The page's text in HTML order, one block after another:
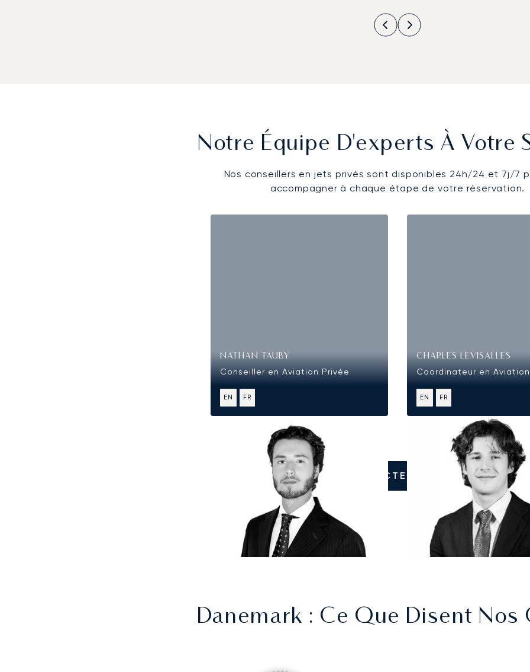
Notre Équipe D'experts À Votre
Nos conseillers en jets privés sont disponibles 24h/24 et 7j/7
accompagner à chaque étape de votre réservation.
NATHAN TAUBY
Conseiller en Aviation Privée
EN FR
CHARLES LEVISALLES
Coordinateur en
EN FR
CONTACTEZ-NOUS
Danemark : Ce Que Disent Nos